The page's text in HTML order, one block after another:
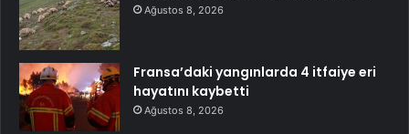
Ağustos 8, 2026
Fransa’daki yangınlarda 4 itfaiye eri
hayatını kaybetti
Ağustos 8, 2026